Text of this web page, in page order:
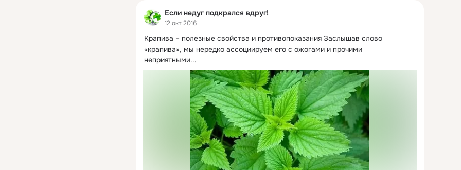
Если недуг подкрался вдруг!
12 окт 2016
Крапива – полезные свойства и противопоказания Заслышав слово
«крапива», мы нередко ассоциируем его с ожогами и прочими
неприятными...